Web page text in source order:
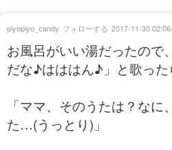
お風呂がいい湯だったので
だな♪はははん♪」と歌っ
「ママ、そのうたは？なに
た…(うっとり)」
piyopiyo_candy フォローする 2017-11-30